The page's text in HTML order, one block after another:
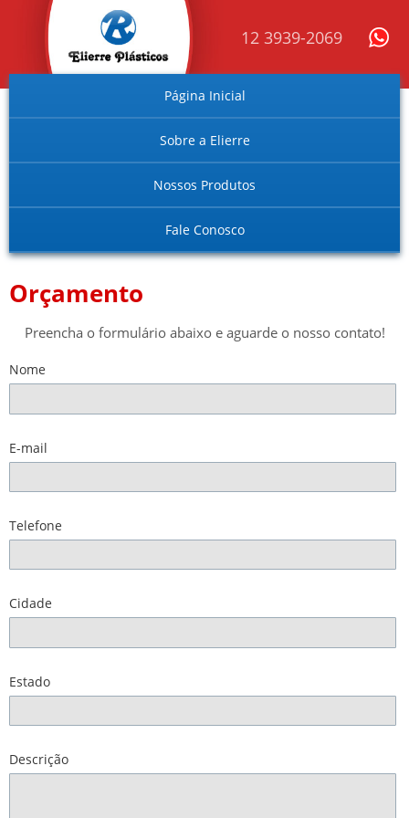
12 3939-2069
Página Inicial
Sobre a Elierre
Nossos Produtos
Fale Conosco
Orçamento
Preencha o formulário abaixo e aguarde o nosso contato!
Nome
E-mail
Telefone
Cidade
Estado
Descrição